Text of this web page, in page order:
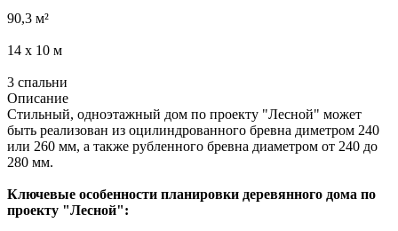
90,3 м²
14 х 10 м
3 спальни
Описание
Стильный, одноэтажный дом по проекту "Лесной" может
быть реализован из оцилиндрованного бревна диметром 240
или 260 мм, а также рубленного бревна диаметром от 240 до
280 мм.
Ключевые особенности планировки деревянного дома по
проекту "Лесной":